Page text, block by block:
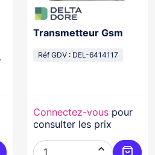
Transmetteur Gsm
Réf GDV : DEL-6414117
Connectez-vous pour
consulter les prix
